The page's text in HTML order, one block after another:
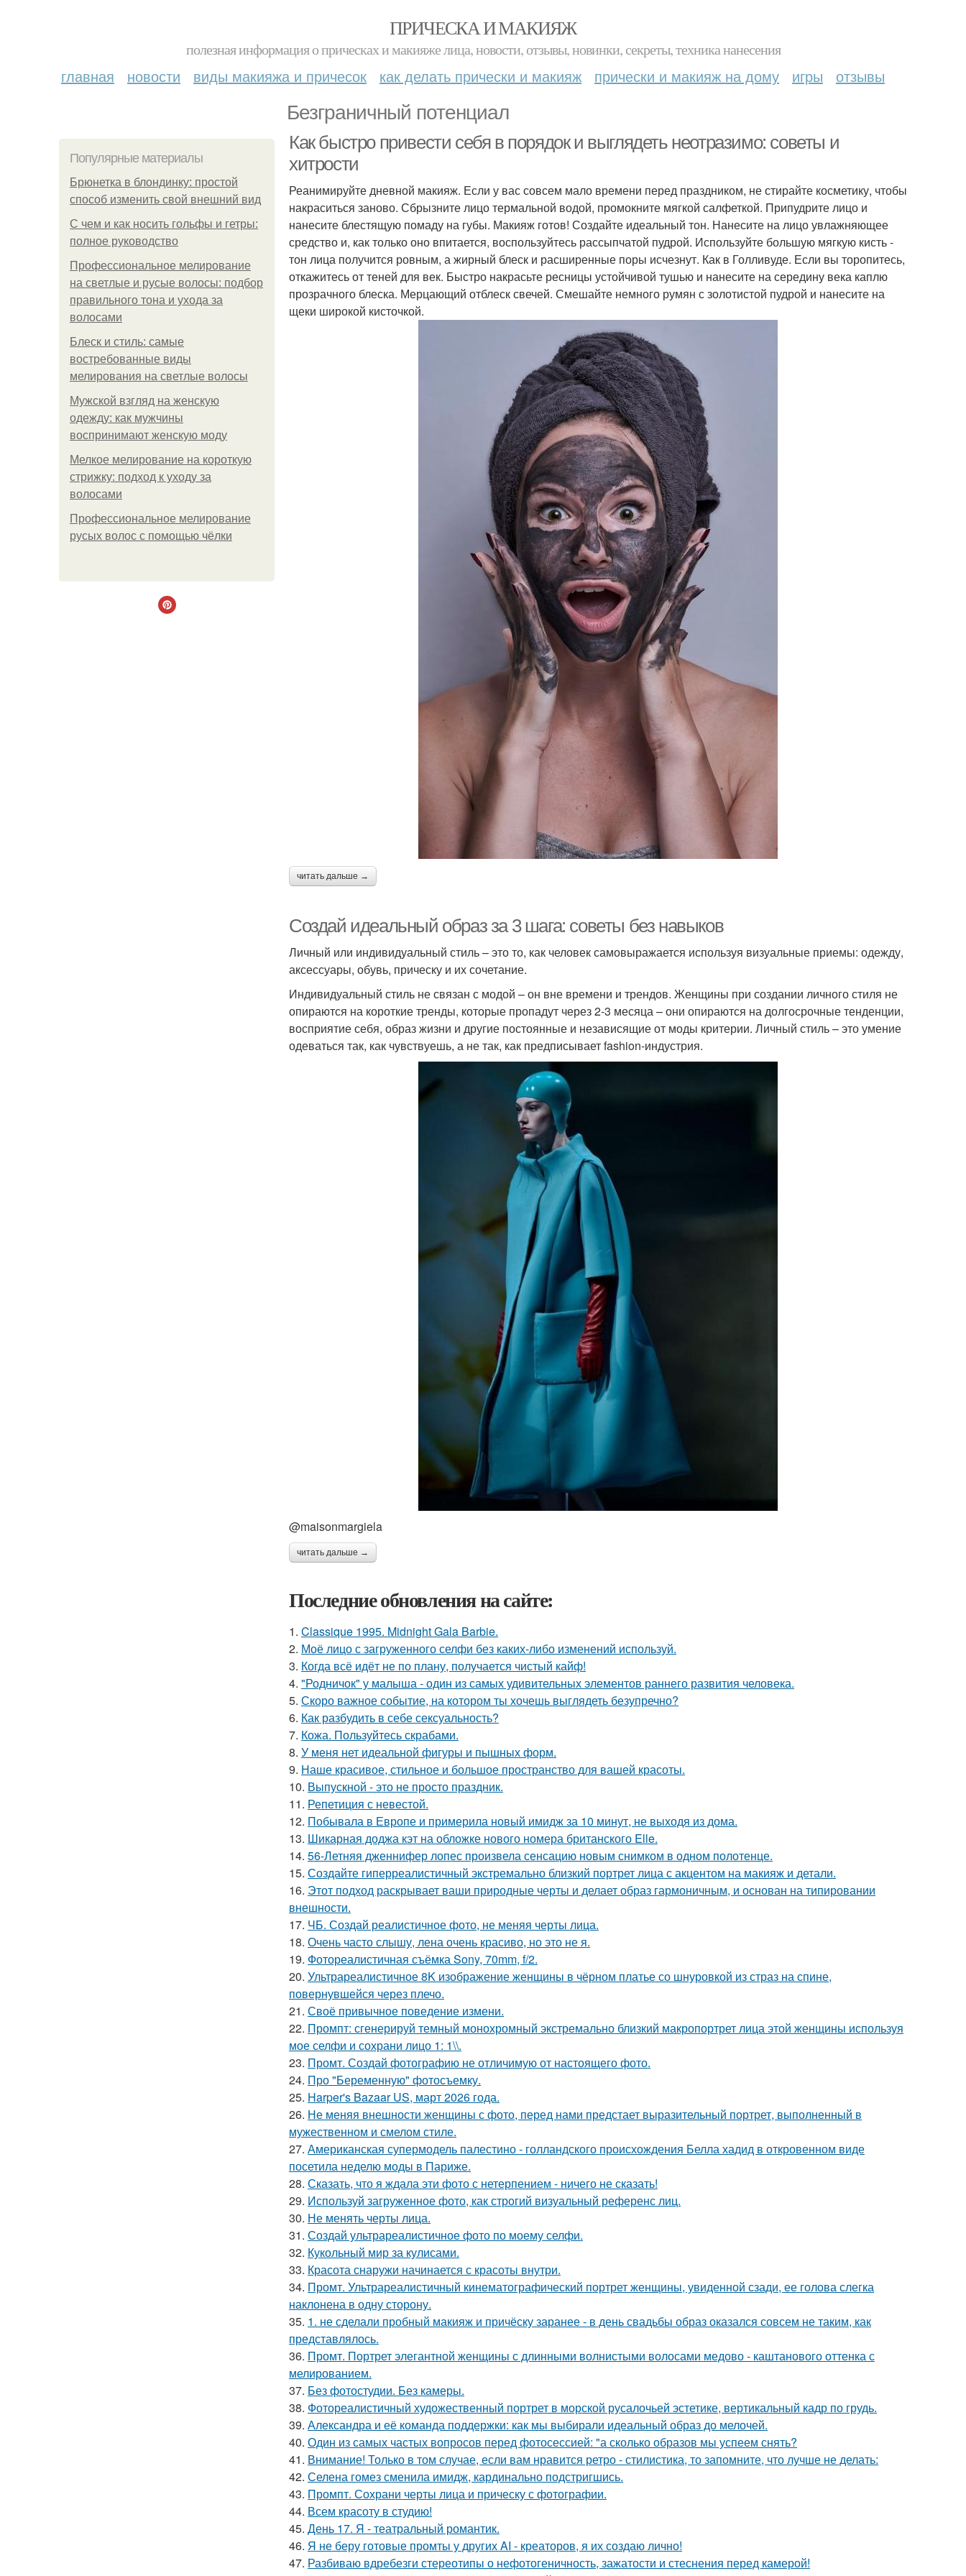
ПРИЧЕСКА И МАКИЯЖ
полезная информация о прическах и макияже лица, новости, отзывы, новинки, секреты, техника нанесения
главная новости виды макияжа и причесок как делать прически и макияж прически и макияж на дому игры отзывы
Безграничный потенциал
Популярные материалы
Брюнетка в блондинку: простой
способ изменить свой внешний вид
С чем и как носить гольфы и гетры:
полное руководство
Профессиональное мелирование
на светлые и русые волосы: подбор
правильного тона и ухода за
волосами
Блеск и стиль: самые
востребованные виды
мелирования на светлые волосы
Мужской взгляд на женскую
одежду: как мужчины
воспринимают женскую моду
Мелкое мелирование на короткую
стрижку: подход к уходу за
волосами
Профессиональное мелирование
русых волос с помощью чёлки
Как быстро привести себя в порядок и выглядеть неотразимо: советы и
хитрости
Реанимируйте дневной макияж. Если у вас совсем мало времени перед праздником, не стирайте косметику, чтобы
накраситься заново. Сбрызните лицо термальной водой, промокните мягкой салфеткой. Припудрите лицо и
нанесите блестящую помаду на губы. Макияж готов! Создайте идеальный тон. Нанесите на лицо увлажняющее
средство и, как только оно впитается, воспользуйтесь рассыпчатой пудрой. Используйте большую мягкую кисть -
тон лица получится ровным, а жирный блеск и расширенные поры исчезнут. Как в Голливуде. Если вы торопитесь,
откажитесь от теней для век. Быстро накрасьте ресницы устойчивой тушью и нанесите на середину века каплю
прозрачного блеска. Мерцающий отблеск свечей. Смешайте немного румян с золотистой пудрой и нанесите на
щеки широкой кисточкой.
читать дальше →
Создай идеальный образ за 3 шага: советы без навыков
Личный или индивидуальный стиль – это то, как человек самовыражается используя визуальные приемы: одежду,
аксессуары, обувь, прическу и их сочетание.
Индивидуальный стиль не связан с модой – он вне времени и трендов. Женщины при создании личного стиля не
опираются на короткие тренды, которые пропадут через 2-3 месяца – они опираются на долгосрочные тенденции,
восприятие себя, образ жизни и другие постоянные и независящие от моды критерии. Личный стиль – это умение
одеваться так, как чувствуешь, а не так, как предписывает fashion-индустрия.
@maisonmargiela
читать дальше →
Последние обновления на сайте:
1. Classique 1995. Midnight Gala Barbie.
2. Моё лицо с загруженного селфи без каких-либо изменений используй.
3. Когда всё идёт не по плану, получается чистый кайф!
4. "Родничок" у малыша - один из самых удивительных элементов раннего развития человека.
5. Скоро важное событие, на котором ты хочешь выглядеть безупречно?
6. Как разбудить в себе сексуальность?
7. Кожа. Пользуйтесь скрабами.
8. У меня нет идеальной фигуры и пышных форм.
9. Наше красивое, стильное и большое пространство для вашей красоты.
10. Выпускной - это не просто праздник.
11. Репетиция с невестой.
12. Побывала в Европе и примерила новый имидж за 10 минут, не выходя из дома.
13. Шикарная доджа кэт на обложке нового номера британского Elle.
14. 56-Летняя дженнифер лопес произвела сенсацию новым снимком в одном полотенце.
15. Создайте гиперреалистичный экстремально близкий портрет лица с акцентом на макияж и детали.
16. Этот подход раскрывает ваши природные черты и делает образ гармоничным, и основан на типировании
внешности.
17. ЧБ. Создай реалистичное фото, не меняя черты лица.
18. Очень часто слышу, лена очень красиво, но это не я.
19. Фотореалистичная съёмка Sony, 70mm, f/2.
20. Ультрареалистичное 8K изображение женщины в чёрном платье со шнуровкой из страз на спине,
повернувшейся через плечо.
21. Своё привычное поведение измени.
22. Промпт: сгенерируй темный монохромный экстремально близкий макропортрет лица этой женщины используя
мое селфи и сохрани лицо 1: 1\\.
23. Промт. Создай фотографию не отличимую от настоящего фото.
24. Про "Беременную" фотосъемку.
25. Harper's Bazaar US, март 2026 года.
26. Не меняя внешности женщины с фото, перед нами предстает выразительный портрет, выполненный в
мужественном и смелом стиле.
27. Американская супермодель палестино - голландского происхождения Белла хадид в откровенном виде
посетила неделю моды в Париже.
28. Сказать, что я ждала эти фото с нетерпением - ничего не сказать!
29. Используй загруженное фото, как строгий визуальный референс лиц.
30. Не менять черты лица.
31. Создай ультрареалистичное фото по моему селфи.
32. Кукольный мир за кулисами.
33. Красота снаружи начинается с красоты внутри.
34. Промт. Ультрареалистичный кинематографический портрет женщины, увиденной сзади, ее голова слегка
наклонена в одну сторону.
35. 1. не сделали пробный макияж и причёску заранее - в день свадьбы образ оказался совсем не таким, как
представлялось.
36. Промт. Портрет элегантной женщины с длинными волнистыми волосами медово - каштанового оттенка с
мелированием.
37. Без фотостудии. Без камеры.
38. Фотореалистичный художественный портрет в морской русалочьей эстетике, вертикальный кадр по грудь.
39. Александра и её команда поддержки: как мы выбирали идеальный образ до мелочей.
40. Один из самых частых вопросов перед фотосессией: "а сколько образов мы успеем снять?
41. Внимание! Только в том случае, если вам нравится ретро - стилистика, то запомните, что лучше не делать:
42. Селена гомез сменила имидж, кардинально подстригшись.
43. Промпт. Сохрани черты лица и прическу с фотографии.
44. Всем красоту в студию!
45. День 17. Я - театральный романтик.
46. Я не беру готовые промты у других AI - креаторов, я их создаю лично!
47. Разбиваю вдребезги стереотипы о нефотогеничность, зажатости и стеснения перед камерой!